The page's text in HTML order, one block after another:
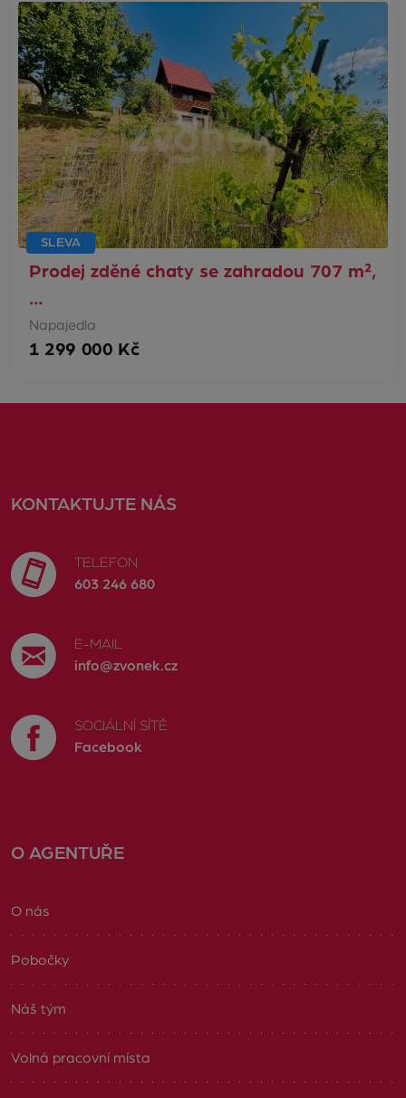
SLEVA
Prodej zděné chaty se zahradou 707 m²,
…
Napajedla
1 299 000 Kč
KONTAKTUJTE NÁS
TELEFON
603 246 680
E-MAIL
info@zvonek.cz
SOCIÁLNÍ SÍTĚ
Facebook
O AGENTUŘE
O nás
Pobočky
Náš tým
Volná pracovní místa